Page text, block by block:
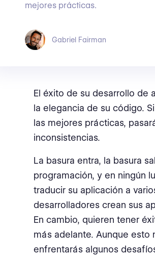
mejores prácticas.
Gabriel Fairman
El éxito de su desarrollo de
la elegancia de su código.
las mejores prácticas,
inconsistencias.
La basura entra, la basura
programación, y en ningún
traducir su aplicación a
desarrolladores crean sus
En cambio, quieren tener
más adelante. Aunque esto
enfrentarás algunos